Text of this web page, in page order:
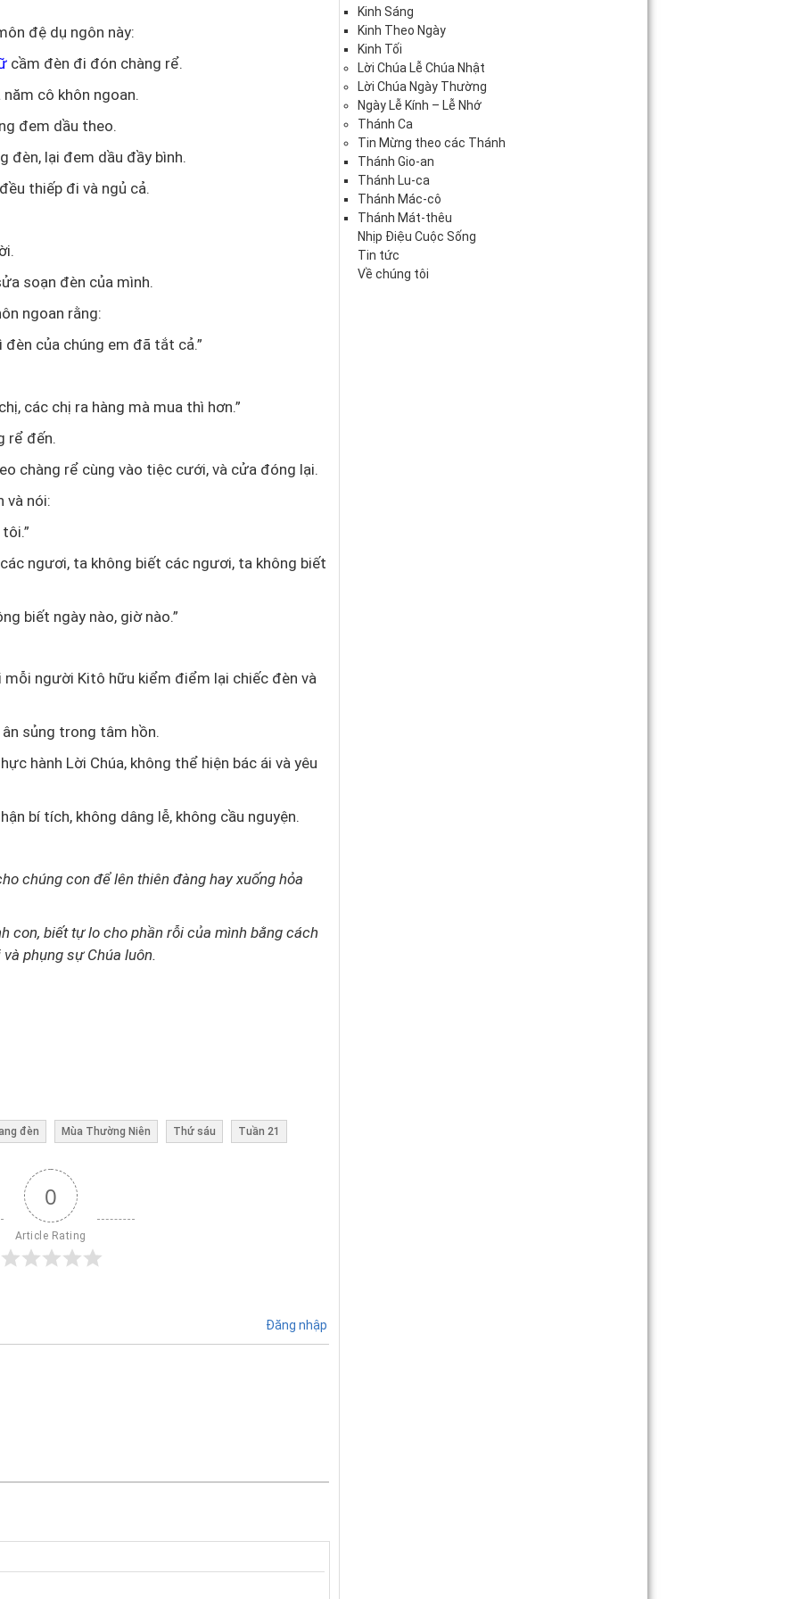
đệ dụ ngôn này:
cầm đèn đi đón chàng rể.
cô khôn ngoan.
đem dầu theo.
đèn, lại đem dầu đầy bình.
thiếp đi và ngủ cả.
soạn đèn của mình.
ngoan rằng:
đèn của chúng em đã tắt cả.”
các chị ra hàng mà mua thì hơn.”
rể đến.
chàng rể cùng vào tiệc cưới, và cửa đóng lại.
và nói:
ngươi, ta không biết các ngươi, ta không biết
biết ngày nào, giờ nào.”
mỗi người Kitô hữu kiểm điểm lại chiếc đèn và
sủng trong tâm hồn.
hành Lời Chúa, không thể hiện bác ái và yêu
bí tích, không dâng lễ, không cầu nguyện.
chúng con để lên thiên đàng hay xuống hỏa
con, biết tự lo cho phần rỗi của mình bằng cách
phụng sự Chúa luôn.
đèn Mùa Thường Niên Thứ sáu Tuần 21
0
Article Rating
Đăng nhập
Kinh Sáng
Kinh Theo Ngày
Kinh Tối
Lời Chúa Lễ Chúa Nhật
Lời Chúa Ngày Thường
Ngày Lễ Kính – Lễ Nhớ
Thánh Ca
Tin Mừng theo các Thánh
Thánh Gio-an
Thánh Lu-ca
Thánh Mác-cô
Thánh Mát-thêu
Nhịp Điệu Cuộc Sống
Tin tức
Về chúng tôi